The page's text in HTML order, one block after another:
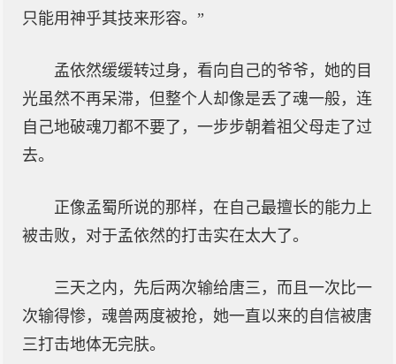
只能用神乎其技来形容。”
孟依然缓缓转过身，看向自己的爷爷，她的目
光虽然不再呆滞，但整个人却像是丢了魂一般，连
自己地破魂刀都不要了，一步步朝着祖父母走了过
去。
正像孟蜀所说的那样，在自己最擅长的能力上
被击败，对于孟依然的打击实在太大了。
三天之内，先后两次输给唐三，而且一次比一
次输得惨，魂兽两度被抢，她一直以来的自信被唐
三打击地体无完肤。